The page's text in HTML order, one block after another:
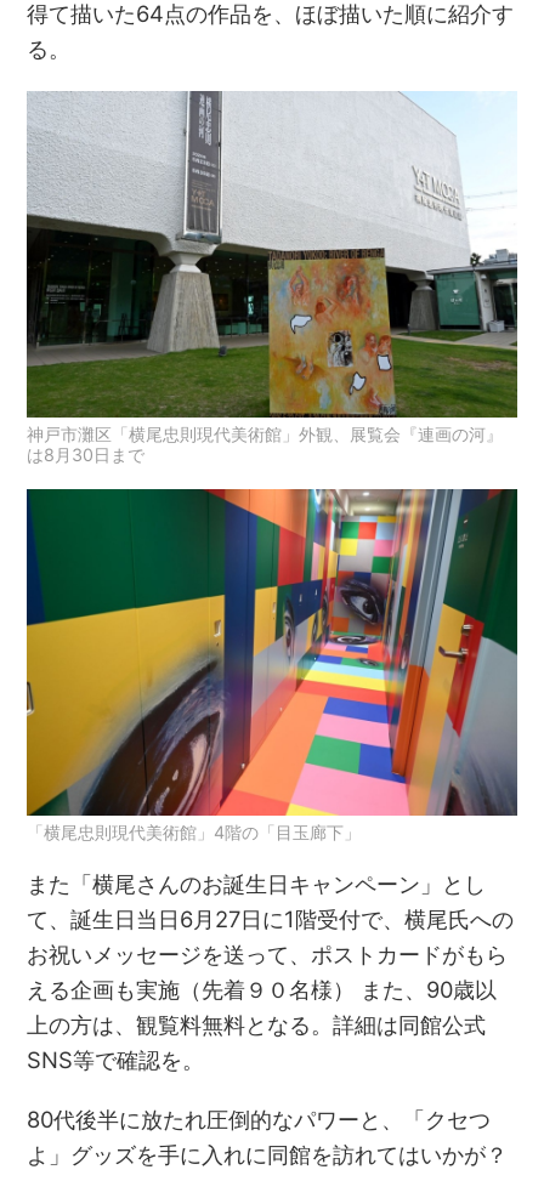
得て描いた64点の作品を、ほぼ描いた順に紹介す
る。
神戸市灘区「横尾忠則現代美術館」外観、展覧会『連画の河』
は8月30日まで
「横尾忠則現代美術館」4階の「目玉廊下」
また「横尾さんのお誕生日キャンペーン」とし
て、誕生日当日6月27日に1階受付で、横尾氏への
お祝いメッセージを送って、ポストカードがもら
える企画も実施（先着９０名様） また、90歳以
上の方は、観覧料無料となる。詳細は同館公式
SNS等で確認を。
80代後半に放たれ圧倒的なパワーと、「クセつ
よ」グッズを手に入れに同館を訪れてはいかが？